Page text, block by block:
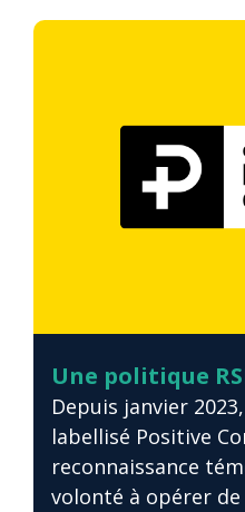
Une politique
Depuis janvier
labellisé Positive
reconnaissance
volonté à opérer